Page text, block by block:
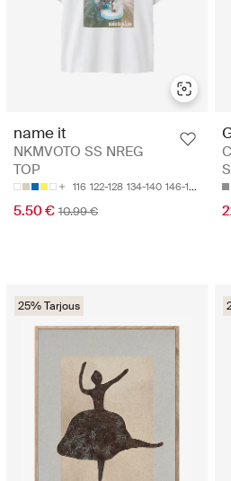
25/16.2CM
name it
NKMVOTO SS NREG
TOP
116 122-128 134-140 146-152 158-
5.50 € 10.99 €
25% Tarjous